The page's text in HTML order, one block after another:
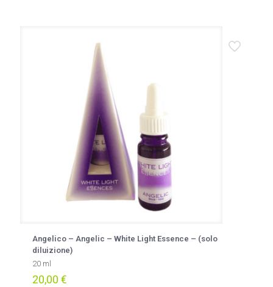
Angelico – Angelic – White Light Essence – (solo
diluizione)
20 ml
20,00 €